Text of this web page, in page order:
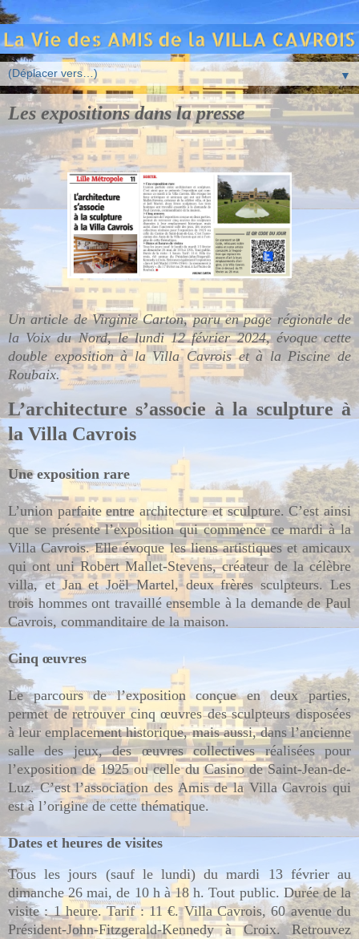
▼
Les expositions dans la presse
Un article de Virginie Carton, paru en page régionale de
la Voix du Nord, le lundi 12 février 2024, évoque cette
double exposition à la Villa Cavrois et à la Piscine de
Roubaix.
L’architecture s’associe à la sculpture à
la Villa Cavrois
Une exposition rare
L’union parfaite entre architecture et sculpture. C’est ainsi
que se présente l’exposition qui commence ce mardi à la
Villa Cavrois. Elle évoque les liens artistiques et amicaux
qui ont uni Robert Mallet-Stevens, créateur de la célèbre
villa, et Jan et Joël Martel, deux frères sculpteurs. Les
trois hommes ont travaillé ensemble à la demande de Paul
Cavrois, commanditaire de la maison.
Cinq œuvres
Le parcours de l’exposition conçue en deux parties,
permet de retrouver cinq œuvres des sculpteurs disposées
à leur emplacement historique, mais aussi, dans l’ancienne
salle des jeux, des œuvres collectives réalisées pour
l’exposition de 1925 ou celle du Casino de Saint-Jean-de-
Luz. C’est l’association des Amis de la Villa Cavrois qui
est à l’origine de cette thématique.
Dates et heures de visites
Tous les jours (sauf le lundi) du mardi 13 février au
dimanche 26 mai, de 10 h à 18 h. Tout public. Durée de la
visite : 1 heure. Tarif : 11 €. Villa Cavrois, 60 avenue du
Président-John-Fitzgerald-Kennedy à Croix. Retrouvez